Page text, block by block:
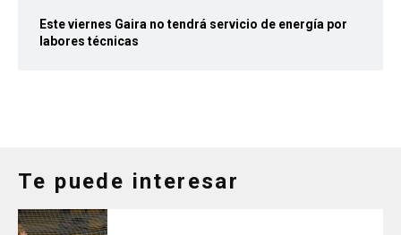
Este viernes Gaira no tendrá servicio de energía por
labores técnicas
Te puede interesar